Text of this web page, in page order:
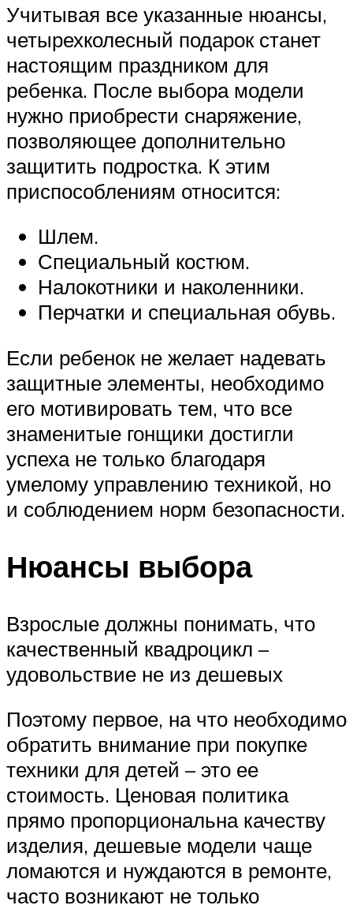
Учитывая все указанные нюансы,
четырехколесный подарок станет
настоящим праздником для
ребенка. После выбора модели
нужно приобрести снаряжение,
позволяющее дополнительно
защитить подростка. К этим
приспособлениям относится:
Шлем.
Специальный костюм.
Налокотники и наколенники.
Перчатки и специальная обувь.
Если ребенок не желает надевать
защитные элементы, необходимо
его мотивировать тем, что все
знаменитые гонщики достигли
успеха не только благодаря
умелому управлению техникой, но
и соблюдением норм безопасности.
Нюансы выбора
Взрослые должны понимать, что
качественный квадроцикл –
удовольствие не из дешевых
Поэтому первое, на что необходимо
обратить внимание при покупке
техники для детей – это ее
стоимость. Ценовая политика
прямо пропорциональна качеству
изделия, дешевые модели чаще
ломаются и нуждаются в ремонте,
часто возникают не только